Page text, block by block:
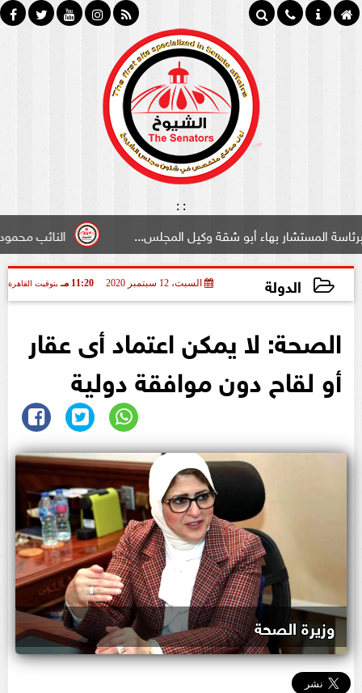
:
:
النائب محمود سامي
بهاء أبو شقة وكيل المجلس...
الدولة السبت، 12 سبتمبر 2020 11:20 مـ بتوقيت القاهرة
الصحة: لا يمكن اعتماد أى عقار
أو لقاح دون موافقة دولية
وزيرة الصحة